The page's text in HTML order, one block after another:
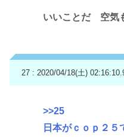
いいことだ 空気
27 : 2020/04/18(土)
>>25
日本がｃｏｐ２５